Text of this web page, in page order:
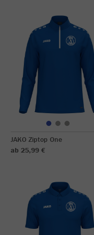
JAKO Ziptop One
ab 25,99 €